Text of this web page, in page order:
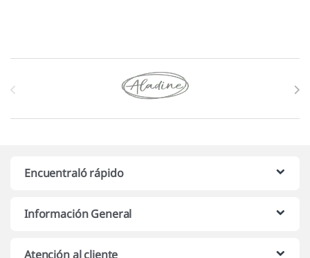
Marcas De Carrusel
Encuentraló rápido
Información General
Atención al cliente